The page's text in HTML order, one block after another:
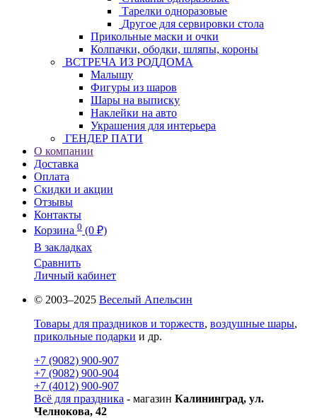
Тарелки одноразовые
Другое для сервировки стола
Прикольные маски и очки
Колпачки, ободки, шляпы, короны
ВСТРЕЧА ИЗ РОДДОМА
Малышу
Фигуры из шаров
Шары на выписку
Наклейки на авто
Украшения для интерьера
ГЕНДЕР ПАТИ
О компании
Доставка
Оплата
Скидки и акции
Отзывы
Контакты
Корзина 0 (0 ₽)
В закладках
Сравнить
Личный кабинет
© 2003–2025 Веселый Апельсин
Товары для праздников и торжеств, воздушные шары,
прикольные подарки и др.
+7 (9082) 900-907
+7 (9082) 900-904
+7 (4012) 900-907
Всё для праздника - магазин Калининград, ул.
Челнокова, 42